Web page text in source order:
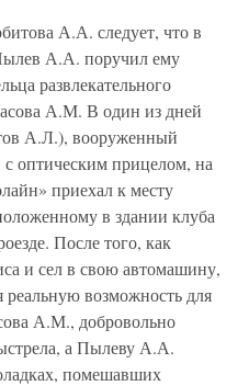
А.А. следует, что в
А.А. поручил ему
развлекательного
А.М. В один из дней
А.Л.), вооруженный
оптическим прицелом, на
приехал к месту
в здании клуба
После того, как
и сел в свою автомашину,
возможность для
А.М., добровольно
а Пылеву А.А.
помешавших